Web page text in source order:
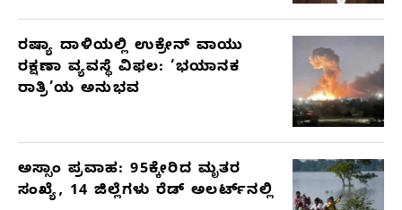
ರಷ್ಯಾ ದಾಳಿಯಲ್ಲಿ ಉಕ್ರೇನ್ ವಾಯು
ರಕ್ಷಣಾ ವ್ಯವಸ್ಥೆ ವಿಫಲ: ‘ಭಯಾನಕ
ರಾತ್ರಿ’ಯ ಅನುಭವ
ಅಸ್ಸಾಂ ಪ್ರವಾಹ: 95ಕ್ಕೇರಿದ ಮೃತರ
ಸಂಖ್ಯೆ, 14 ಜಿಲ್ಲೆಗಳು ರೆಡ್ ಅಲರ್ಟ್‌ನಲ್ಲಿ